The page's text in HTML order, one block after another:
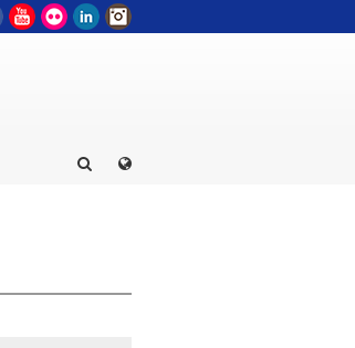
FacebookYouTube
Flickr LinkedIn